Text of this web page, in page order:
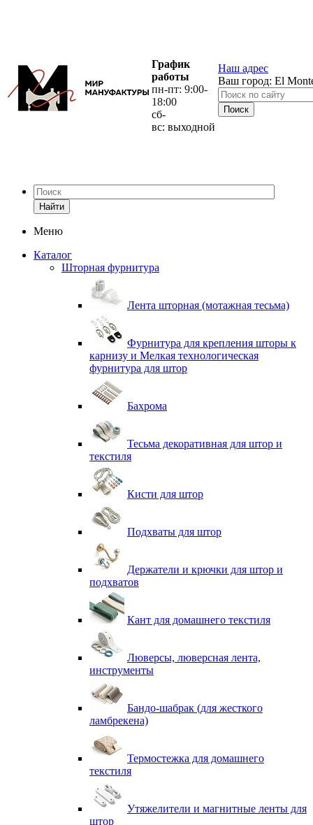
График
работы
пн-пт: 9:00-
18:00
сб-
вс: выходной
Наш адрес
Ваш город: El
Найти
Меню
Каталог
Шторная фурнитура
Лента шторная (мотажная тесьма)
Фурнитура для крепления шторы к
карнизу и Мелкая технологическая
фурнитура для штор
Бахрома
Тесьма декоративная для штор и
текстиля
Кисти для штор
Подхваты для штор
Держатели и крючки для штор и
подхватов
Кант для домашнего текстиля
Люверсы, люверсная лента,
инструменты
Бандо-шабрак (для жесткого
ламбрекена)
Термостежка для домашнего
текстиля
Утяжелители и магнитные ленты для
штор